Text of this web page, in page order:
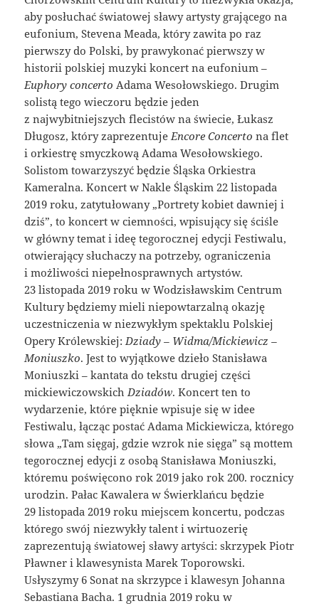
aby posłuchać światowej sławy artysty grającego na
eufonium, Stevena Meada, który zawita po raz
pierwszy do Polski, by prawykonać pierwszy w
historii polskiej muzyki koncert na eufonium –
Euphory concerto Adama Wesołowskiego. Drugim
solistą tego wieczoru będzie jeden
z najwybitniejszych flecistów na świecie, Łukasz
Długosz, który zaprezentujeEncore Concerto na flet
i orkiestrę smyczkową Adama Wesołowskiego.
Solistom towarzyszyć będzie Śląska Orkiestra
Kameralna. Koncert w Nakle Śląskim 22 listopada
2019 roku, zatytułowany „Portrety kobiet dawniej i
dziś”, to koncert w ciemności, wpisujący się ściśle
w główny temat i ideę tegorocznej edycji Festiwalu,
otwierający słuchaczy na potrzeby, ograniczenia
i możliwości niepełnosprawnych artystów.
23 listopada 2019 roku w Wodzisławskim Centrum
Kultury będziemy mieli niepowtarzalną okazję
uczestniczenia w niezwykłym spektaklu Polskiej
Opery Królewskiej:Dziady – Widma/Mickiewicz –
Moniuszko. Jest to wyjątkowe dzieło Stanisława
Moniuszki – kantata do tekstu drugiej części
mickiewiczowskichDziadów. Koncert ten to
wydarzenie, które pięknie wpisuje się w idee
Festiwalu, łącząc postać Adama Mickiewicza, którego
słowa „Tam sięgaj, gdzie wzrok nie sięga” są mottem
tegorocznej edycji z osobą Stanisława Moniuszki,
któremu poświęcono rok 2019 jako rok 200. rocznicy
urodzin. Pałac Kawalera w Świerklańcu będzie
29 listopada 2019 roku miejscem koncertu, podczas
którego swój niezwykły talent i wirtuozerię
zaprezentują światowej sławy artyści: skrzypek Piotr
Pławner i klawesynista Marek Toporowski.
Usłyszymy 6 Sonat na skrzypce i klawesyn Johanna
Sebastiana Bacha. 1 grudnia 2019 roku w